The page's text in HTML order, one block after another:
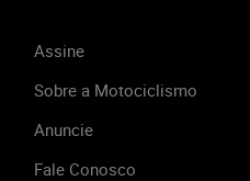
Assine
Sobre a Motociclismo
Anuncie
Fale Conosco